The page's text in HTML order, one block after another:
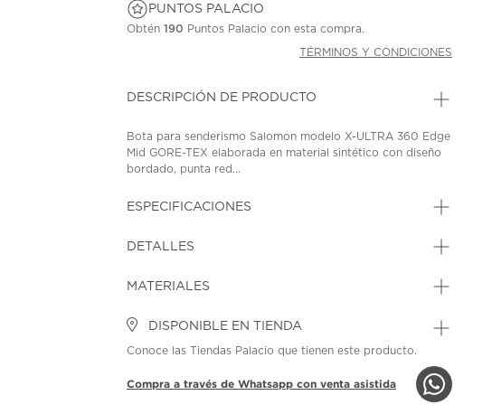
PUNTOS PALACIO
Obtén190 Puntos Palacio con esta compra.
TÉRMINOS Y CONDICIONES
DESCRIPCIÓN DE PRODUCTO
Bota para senderismo Salomon modelo X-ULTRA 360 Edge
Mid GORE-TEX elaborada en material sintético con diseño
bordado, punta red...
ESPECIFICACIONES
DETALLES
MATERIALES
DISPONIBLE EN TIENDA
Conoce las Tiendas Palacio que tienen este producto.
Compra a través de Whatsapp con venta asistida